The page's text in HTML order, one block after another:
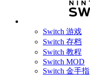
Switch 游戏
Switch 存档
Switch 教程
Switch MOD
Switch 金手指